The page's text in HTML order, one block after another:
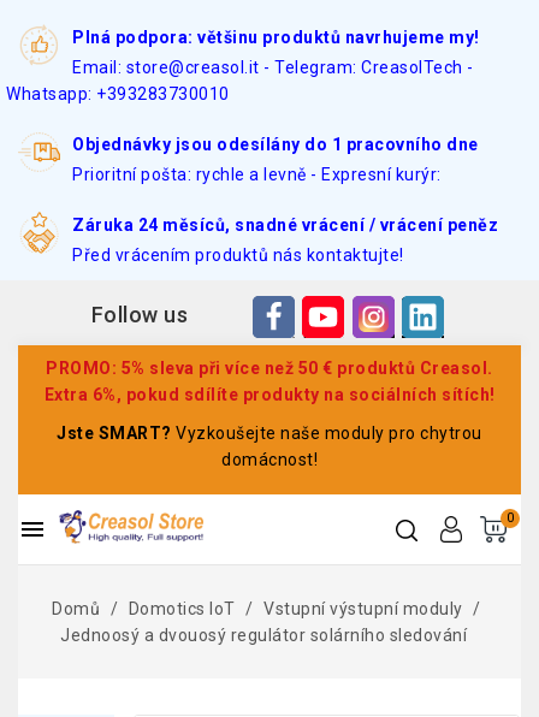
Plná podpora: většinu produktů navrhujeme my!
Email: store@creasol.it - Telegram: CreasolTech -
Whatsapp: +393283730010
Objednávky jsou odesílány do 1 pracovního dne
Prioritní pošta: rychle a levně - Expresní kurýr:
Záruka 24 měsíců, snadné vrácení / vrácení peněz
Před vrácením produktů nás kontaktujte!
Follow us
PROMO: 5% sleva při více než 50 € produktů Creasol.
Extra 6%, pokud sdílíte produkty na sociálních sítích!
Jste SMART? Vyzkoušejte naše moduly pro chytrou
domácnost!
0

Domů Domotics IoT
Vstupní výstupní moduly
Jednoosý a dvouosý regulátor solárního sledování